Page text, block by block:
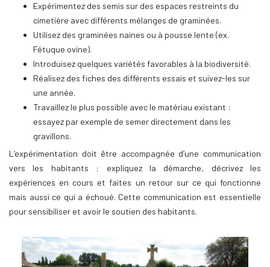
Expérimentez des semis sur des espaces restreints du
cimetière avec différents mélanges de graminées.
Utilisez des graminées naines ou à pousse lente (ex.
Fétuque ovine).
Introduisez quelques variétés favorables à la biodiversité.
Réalisez des fiches des différents essais et suivez-les sur
une année.
Travaillez le plus possible avec le matériau existant :
essayez par exemple de semer directement dans les
gravillons.
L’expérimentation doit être accompagnée d’une communication
vers les habitants : expliquez la démarche, décrivez les
expériences en cours et faites un retour sur ce qui fonctionne
mais aussi ce qui a échoué. Cette communication est essentielle
pour sensibiliser et avoir le soutien des habitants.